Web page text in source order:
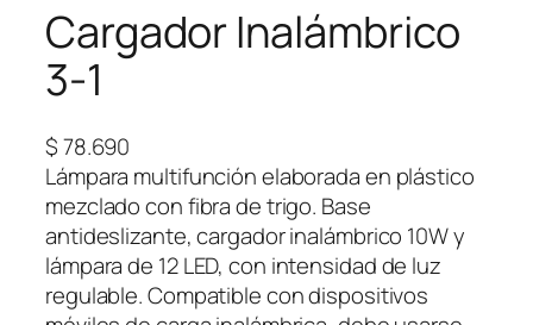
Cargador Inalámbrico
3-1
$78.690
Lámpara multifunción elaborada en plástico
mezclado con fibra de trigo. Base
antideslizante, cargador inalámbrico 10W y
lámpara de 12 LED, con intensidad de luz
regulable. Compatible con dispositivos